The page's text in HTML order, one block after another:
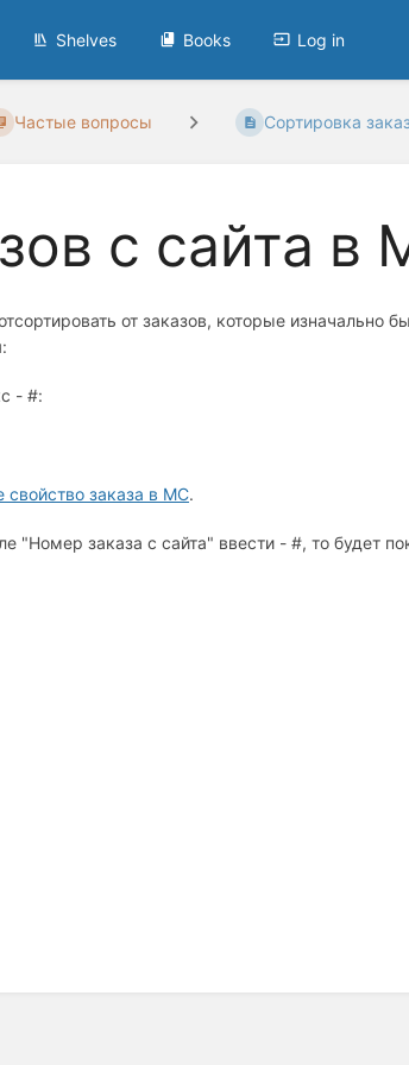
Shelves Books Log in
Частые вопросы Сортировка
с сайта в
от заказов, которые изначально
- #:
свойство заказа в МС.
"Номер заказа с сайта" ввести - #, то будет